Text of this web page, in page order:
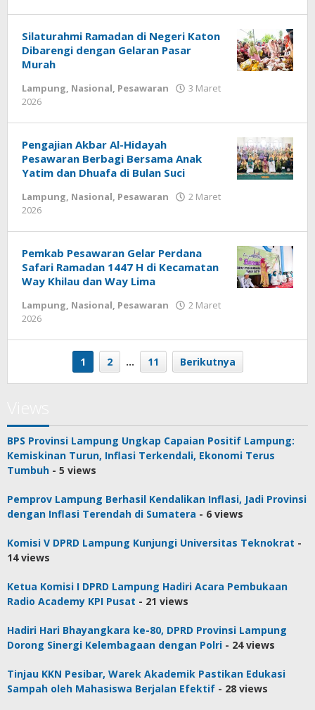
Silaturahmi Ramadan di Negeri Katon
Dibarengi dengan Gelaran Pasar
Murah
Lampung, Nasional, Pesawaran
3 Maret
2026
Pengajian Akbar Al-Hidayah
Pesawaran Berbagi Bersama Anak
Yatim dan Dhuafa di Bulan Suci
Lampung, Nasional, Pesawaran
2 Maret
2026
Pemkab Pesawaran Gelar Perdana
Safari Ramadan 1447 H di Kecamatan
Way Khilau dan Way Lima
Lampung, Nasional, Pesawaran
2 Maret
2026
1 2 … 11 Berikutnya
BPS Provinsi Lampung Ungkap Capaian Positif Lampung:
Kemiskinan Turun, Inflasi Terkendali, Ekonomi Terus
Tumbuh - 5 views
Pemprov Lampung Berhasil Kendalikan Inflasi, Jadi Provinsi
dengan Inflasi Terendah di Sumatera - 6 views
Komisi V DPRD Lampung Kunjungi Universitas Teknokrat -
14 views
Ketua Komisi I DPRD Lampung Hadiri Acara Pembukaan
Radio Academy KPI Pusat - 21 views
Hadiri Hari Bhayangkara ke-80, DPRD Provinsi Lampung
Dorong Sinergi Kelembagaan dengan Polri - 24 views
Tinjau KKN Pesibar, Warek Akademik Pastikan Edukasi
Sampah oleh Mahasiswa Berjalan Efektif - 28 views